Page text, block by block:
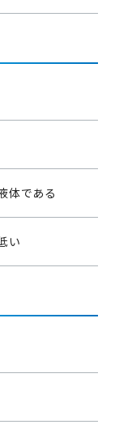
体である
い